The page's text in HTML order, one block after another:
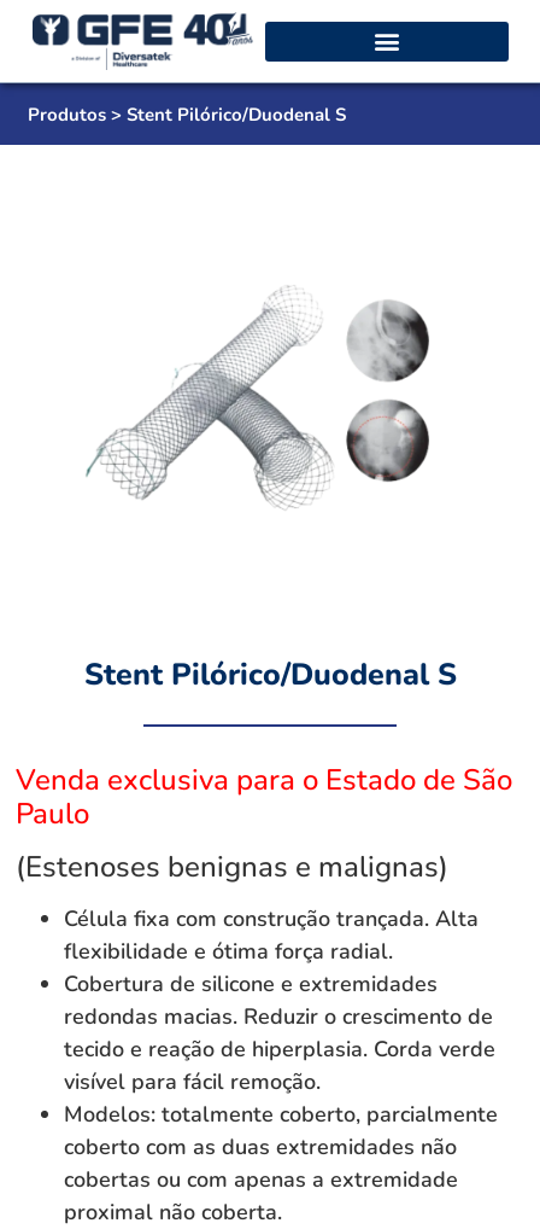
Produtos > Stent Pilórico/Duodenal S
Stent Pilórico/Duodenal S
Venda exclusiva para o Estado de São
Paulo
(Estenoses benignas e malignas)
Célula fixa com construção trançada. Alta
flexibilidade e ótima força radial.
Cobertura de silicone e extremidades
redondas macias. Reduzir o crescimento de
tecido e reação de hiperplasia. Corda verde
visível para fácil remoção.
Modelos: totalmente coberto, parcialmente
coberto com as duas extremidades não
cobertas ou com apenas a extremidade
proximal não coberta.